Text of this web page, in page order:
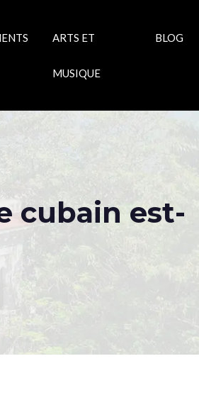
ARTS ET
MUSIQUE
BLOG
cubain est-